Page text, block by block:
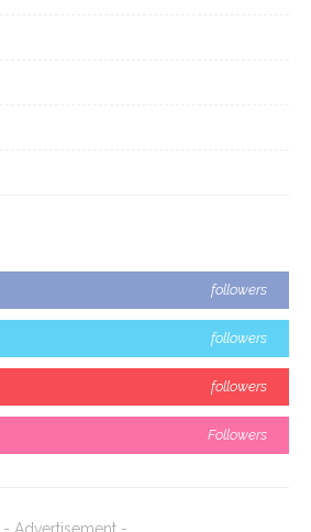
followers
followers
followers
Followers